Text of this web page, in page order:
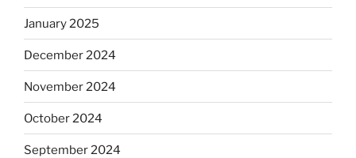
January 2025
December 2024
November 2024
October 2024
September 2024